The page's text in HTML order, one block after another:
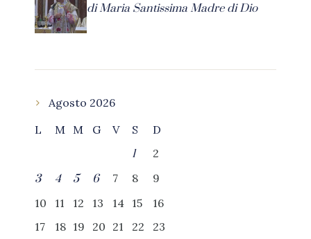
di Maria Santissima Madre di Dio
Agosto 2026
L
M M G V S
D
1
2
3
4 5 6 7 8
9
10
11 12 13 14 15
16
17
18 19 20 21 22
23